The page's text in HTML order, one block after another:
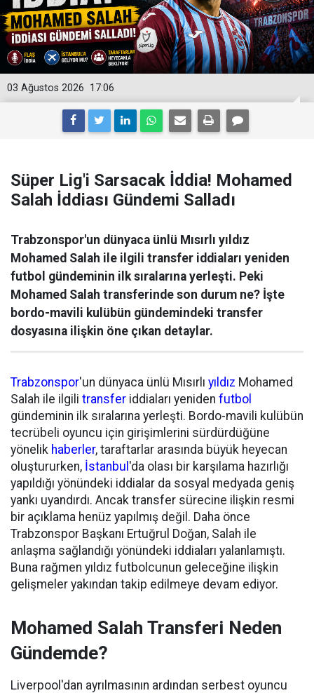
17:06
03 Ağustos 2026
Süper Lig'i Sarsacak İddia! Mohamed
Salah İddiası Gündemi Salladı
Trabzonspor'un dünyaca ünlü Mısırlı yıldız
Mohamed Salah ile ilgili transfer iddiaları yeniden
futbol gündeminin ilk sıralarına yerleşti. Peki
Mohamed Salah transferinde son durum ne? İşte
bordo-mavili kulübün gündemindeki transfer
dosyasına ilişkin öne çıkan detaylar.
Trabzonspor'un dünyaca ünlü Mısırlı yıldız Mohamed
Salah ile ilgili transfer iddiaları yeniden futbol
gündeminin ilk sıralarına yerleşti. Bordo-mavili kulübün
tecrübeli oyuncu için girişimlerini sürdürdüğüne
yönelik haberler, taraftarlar arasında büyük heyecan
oluştururken, İstanbul 'da olası bir karşılama hazırlığı
yapıldığı yönündeki iddialar da sosyal medyada geniş
yankı uyandırdı. Ancak transfer sürecine ilişkin resmi
bir açıklama henüz yapılmış değil. Daha önce
Trabzonspor Başkanı Ertuğrul Doğan, Salah ile
anlaşma sağlandığı yönündeki iddiaları yalanlamıştı.
Buna rağmen yıldız futbolcunun geleceğine ilişkin
gelişmeler yakından takip edilmeye devam ediyor.
Mohamed Salah Transferi Neden
Gündemde?
Liverpool'dan ayrılmasının ardından serbest oyuncu